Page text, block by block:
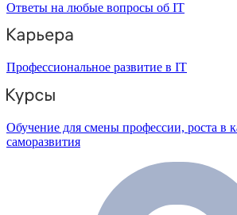
Ответы на любые вопросы об IT
Профессиональное развитие в IT
Обучение для смены профессии, роста в
саморазвития